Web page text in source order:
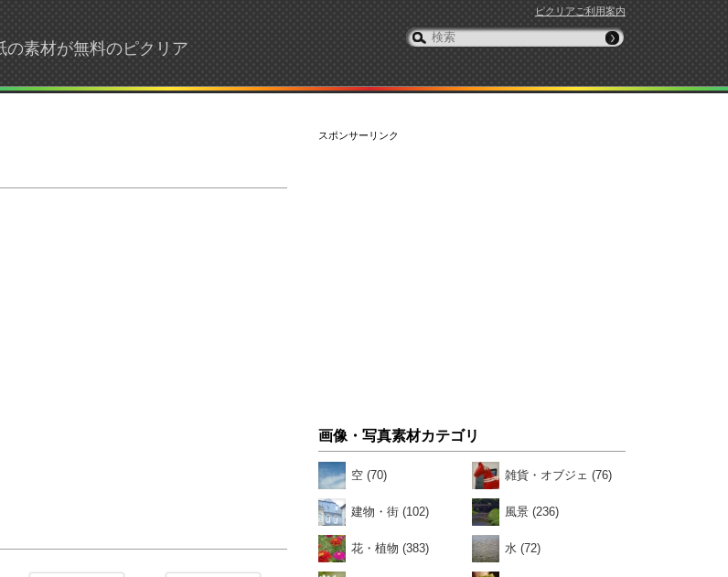
ピクリアご利用案内
素材が無料のピクリア
スポンサーリンク
画像・写真素材カテゴリ
空 (70) 雑貨・オブジェ (76)
建物・街 (102) 風景 (236)
花・植物 (383) 水 (72)